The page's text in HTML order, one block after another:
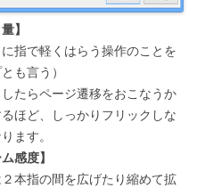
】
指で軽くはらう操作のことを
も言う）
たらページ遷移をおこなうか
ほど、しっかりフリックしな
ます。
感度】
本指の間を広げたり縮めて拡